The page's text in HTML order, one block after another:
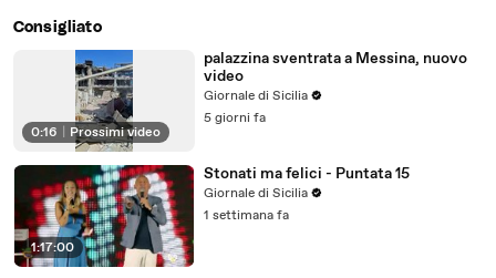
Consigliato
0:16 Prossimi video
palazzina sventrata a Messina, nuovo
video
Giornale di Sicilia
5 giorni fa
1:17:00
Stonati ma felici - Puntata 15
Giornale di Sicilia
1 settimana fa